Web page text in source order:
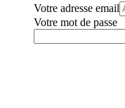
Votre adresse email
Votre mot de passe